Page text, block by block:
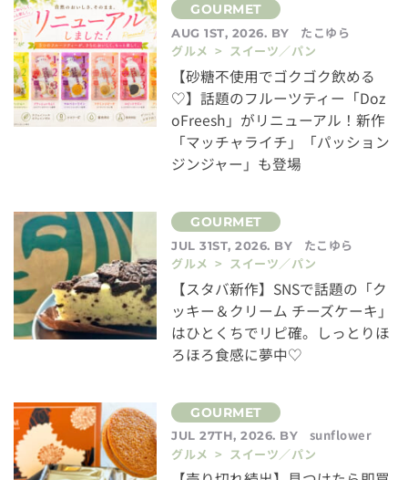
AUG 1ST, 2026. BY
たこゆら
グルメ > スイーツ／パン
【砂糖不使用でゴクゴク飲める
♡】話題のフルーツティー「Doz
oFreesh」がリニューアル！新作
「マッチャライチ」「パッション
ジンジャー」も登場
JUL 31ST, 2026. BY
たこゆら
グルメ > スイーツ／パン
【スタバ新作】SNSで話題の「ク
ッキー＆クリーム チーズケーキ」
はひとくちでリピ確。しっとりほ
ろほろ食感に夢中♡
JUL 27TH, 2026. BY
sunflower
グルメ > スイーツ／パン